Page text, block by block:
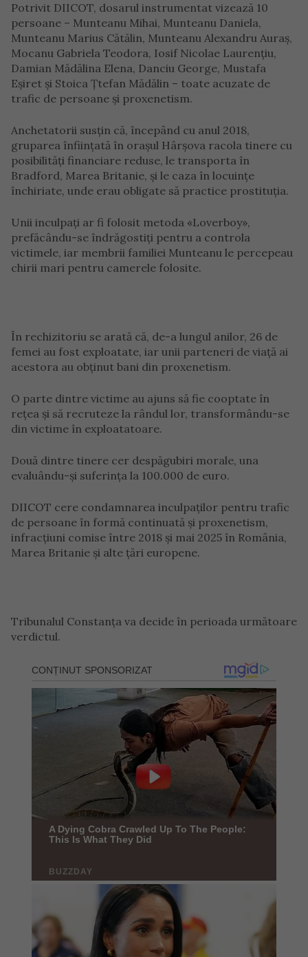
Potrivit DIICOT, dosarul instrumentat vizează 10
persoane – Munteanu Mihai, Munteanu Daniela,
Munteanu Marius Cătălin, Munteanu Alexandru Auraș,
Mocanu Gabriela Teodora, Iosif Nicolae Laurențiu,
Damian Mădălina Elena, Danciu George, Mustafa
Eșiret și Stoica Țtefan Mădălin – toate acuzate de
trafic de persoane și proxenetism.
Anchetatorii susțin că, începând cu anul 2018,
gruparea înființată în orașul Hârșova racola tinere cu
posibilități financiare reduse, le transporta în
Bradford, Marea Britanie, și le caza în locuințe
închiriate, unde erau obligate să practice prostituția.
Unii inculpați ar fi folosit metoda «Loverboy»,
prefăcându-se îndrăgostiți pentru a controla
victimele, iar membrii familiei Munteanu le percepeau
chirii mari pentru camerele folosite.
În rechizitoriu se arată că, de-a lungul anilor, 26 de
femei au fost exploatate, iar unii parteneri de viață ai
acestora au obținut bani din proxenetism.
O parte dintre victime au ajuns să fie cooptate în
rețea și să recruteze la rândul lor, transformându-se
din victime în exploatatoare.
Două dintre tinere cer despăgubiri morale, una
evaluându-și suferința la 100.000 de euro.
DIICOT cere condamnarea inculpaților pentru trafic
de persoane în formă continuată și proxenetism,
infracțiuni comise între 2018 și mai 2025 în România,
Marea Britanie și alte țări europene.
Tribunalul Constanța va decide în perioada următoare
verdictul.